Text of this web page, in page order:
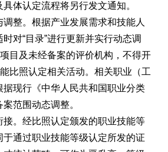
体认定流程将另行发文通知。
。根据产业发展需求和技能人
对“目录”进行更新并实行动态调
目及未经备案的评价机构，不得开
比照认定相关活动。相关职业（工
据现行《中华人民共和国职业分类
范围动态调整。
。经比照认定颁发的职业技能等
通过职业技能等级认定所发的证